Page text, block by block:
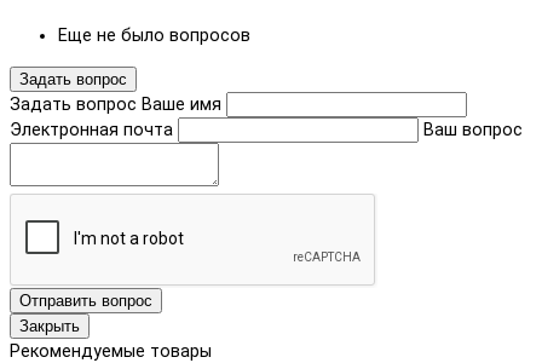
Еще не было вопросов
Задать вопрос
Задать вопрос Ваше имя
Электронная почта
Ваш вопрос
Отправить вопрос
Закрыть
Рекомендуемые товары